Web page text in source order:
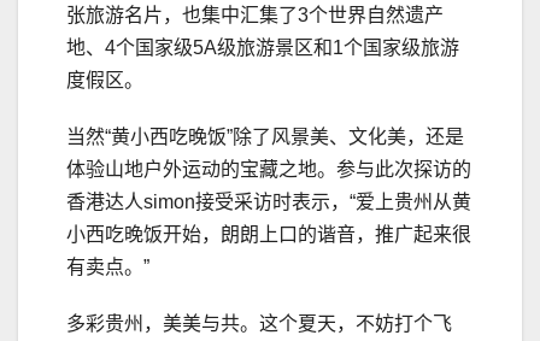
张旅游名片，也集中汇集了3个世界自然遗产
地、4个国家级5A级旅游景区和1个国家级旅游
度假区。
当然“黄小西吃晚饭”除了风景美、文化美，还是
体验山地户外运动的宝藏之地。参与此次探访的
香港达人simon接受采访时表示，“爱上贵州从黄
小西吃晚饭开始，朗朗上口的谐音，推广起来很
有卖点。”
多彩贵州，美美与共。这个夏天，不妨打个飞